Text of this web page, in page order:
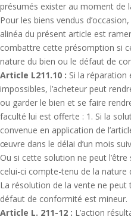
présumés exister au moment de
Pour les biens vendus
alinéa du présent article est
combattre cette présomption si
nature du bien ou le défaut de
Article L211.10 : Si la
impossibles, l’acheteur peut
ou garder le bien et se faire
faculté lui est offerte : 1. Si la
convenue en application de
œuvre dans le délai d’un mois
Ou si cette solution ne peut
celui-ci compte-tenu de la nature
La résolution de la vente ne
défaut de conformité est mineur.
Article L. 211-12 : L’action